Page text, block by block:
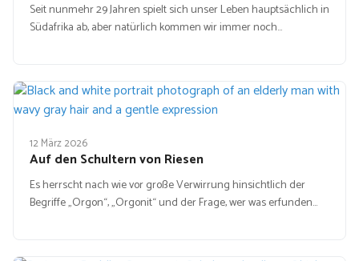
Seit nunmehr 29 Jahren spielt sich unser Leben hauptsächlich in
Südafrika ab, aber natürlich kommen wir immer noch…
12 März 2026
Auf den Schultern von Riesen
Es herrscht nach wie vor große Verwirrung hinsichtlich der
Begriffe „Orgon“, „Orgonit“ und der Frage, wer was erfunden…